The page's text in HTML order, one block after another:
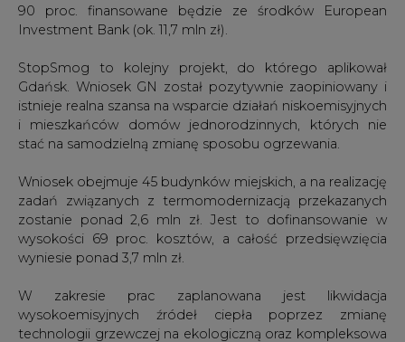
90 proc. finansowane będzie ze środków European
Investment Bank (ok. 11,7 mln zł).
StopSmog to kolejny projekt, do którego aplikował
Gdańsk. Wniosek GN został pozytywnie zaopiniowany i
istnieje realna szansa na wsparcie działań niskoemisyjnych
i mieszkańców domów jednorodzinnych, których nie
stać na samodzielną zmianę sposobu ogrzewania.
Wniosek obejmuje 45 budynków miejskich, a na realizację
zadań związanych z termomodernizacją przekazanych
zostanie ponad 2,6 mln zł. Jest to dofinansowanie w
wysokości 69 proc. kosztów, a całość przedsięwzięcia
wyniesie ponad 3,7 mln zł.
W zakresie prac zaplanowana jest likwidacja
wysokoemisyjnych źródeł ciepła poprzez zmianę
technologii grzewczej na ekologiczną oraz kompleksowa